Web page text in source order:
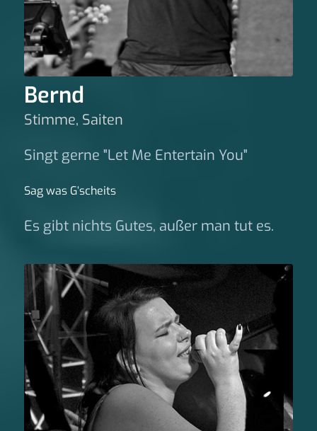
Bernd
Stimme, Saiten
Singt gerne "Let Me Entertain You"
Sag was G‘scheits
Es gibt nichts Gutes, außer man tut es.